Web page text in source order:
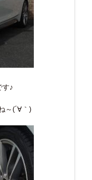
す♪
～(´∀｀)